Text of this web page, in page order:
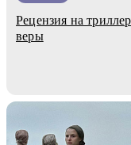
Рецензия на
веры